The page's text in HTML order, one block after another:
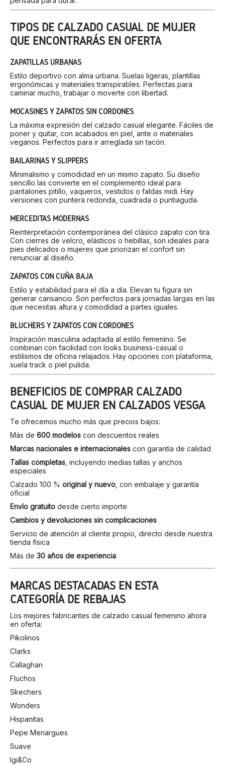
TIPOS DE CALZADO CASUAL DE MUJER
QUE ENCONTRARÁS EN OFERTA
ZAPATILLAS URBANAS
Estilo deportivo con alma urbana. Suelas ligeras, plantillas
ergonómicas y materiales transpirables. Perfectas para
caminar mucho, trabajar o moverte con libertad.
MOCASINES Y ZAPATOS SIN CORDONES
La máxima expresión del calzado casual elegante. Fáciles de
poner y quitar, con acabados en piel, ante o materiales
veganos. Perfectos para ir arreglada sin tacón.
BAILARINAS Y SLIPPERS
Minimalismo y comodidad en un mismo zapato. Su diseño
sencillo las convierte en el complemento ideal para
pantalones pitillo, vaqueros, vestidos o faldas midi. Hay
versiones con puntera redonda, cuadrada o puntiaguda.
MERCEDITAS MODERNAS
Reinterpretación contemporánea del clásico zapato con tira.
Con cierres de velcro, elásticos o hebillas, son ideales para
pies delicados o mujeres que priorizan el confort sin
renunciar al diseño.
ZAPATOS CON CUÑA BAJA
Estilo y estabilidad para el día a día. Elevan tu figura sin
generar cansancio. Son perfectos para jornadas largas en las
que necesitas altura y comodidad a partes iguales.
BLUCHERS Y ZAPATOS CON CORDONES
Inspiración masculina adaptada al estilo femenino. Se
combinan con facilidad con looks business-casual o
estilismos de oficina relajados. Hay opciones con plataforma,
suela track o piel pulida.
BENEFICIOS DE COMPRAR CALZADO
CASUAL DE MUJER EN CALZADOS VESGA
Te ofrecemos mucho más que precios bajos:
Más de 600 modelos con descuentos reales
Marcas nacionales e internacionales con garantía de calidad
Tallas completas, incluyendo medias tallas y anchos
especiales
Calzado 100 % original y nuevo, con embalaje y garantía
oficial
Envío gratuito desde cierto importe
Cambios y devoluciones sin complicaciones
Servicio de atención al cliente propio, directo desde nuestra
tienda física
Más de 30 años de experiencia
MARCAS DESTACADAS EN ESTA
CATEGORÍA DE REBAJAS
Los mejores fabricantes de calzado casual femenino ahora
en oferta:
Pikolinos
Clarks
Callaghan
Fluchos
Skechers
Wonders
Hispanitas
Pepe Menargues
Suave
Igi&Co